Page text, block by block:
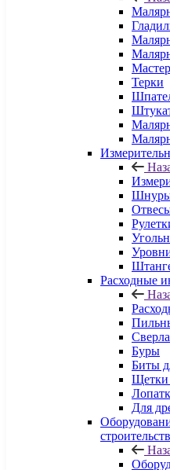
Терки
Шнуры
Расходные
Сверла
Буры
Биты
Щетки
Для